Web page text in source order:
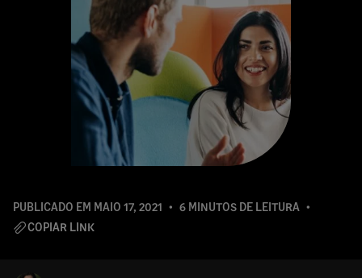
PUBLICADO EM MAIO 17, 2021
6 MINUTOS DE LEITURA
COPIAR LINK